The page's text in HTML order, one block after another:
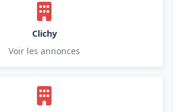
Clichy
Voir les annonces